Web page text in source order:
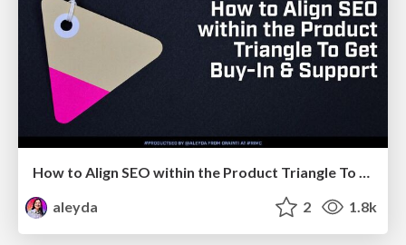
How to Align SEO within the Product Triangle To Get Buy-In & Support - #RIMC
aleyda
2 1.8k